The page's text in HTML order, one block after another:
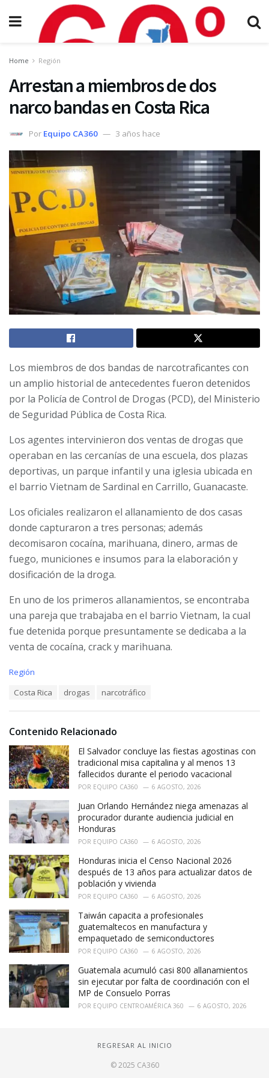
Home Región
Arrestan a miembros de dos
narco bandas en Costa Rica
Por Equipo CA360 3 años hace
Los miembros de dos bandas de narcotraficantes con
un amplio historial de antecedentes fueron detenidos
por la Policía de Control de Drogas (PCD), del Ministerio
de Seguridad Pública de Costa Rica.
Los agentes intervinieron dos ventas de drogas que
operaban en las cercanías de una escuela, dos plazas
deportivas, un parque infantil y una iglesia ubicada en
el barrio Vietnam de Sardinal en Carrillo, Guanacaste.
Los oficiales realizaron el allanamiento de dos casas
donde capturaron a tres personas; además
decomisaron cocaína, marihuana, dinero, armas de
fuego, municiones e insumos para la elaboración y
dosificación de la droga.
En uno de los primeros allanamientos, se encontraba
una pareja que trabajaba en el barrio Vietnam, la cual
fue detenida porque presuntamente se dedicaba a la
venta de cocaína, crack y marihuana.
C
r
i
e
s
:
Región
:
Costa Rica drogas narcotráfico
Contenido Relacionado
El Salvador concluye las fiestas agostinas con
tradicional misa capitalina y al menos 13
fallecidos durante el periodo vacacional
POR EQUIPO CA360 6 AGOSTO, 2026
Juan Orlando Hernández niega amenazas al
procurador durante audiencia judicial en
Honduras
POR EQUIPO CA360 6 AGOSTO, 2026
Honduras inicia el Censo Nacional 2026
después de 13 años para actualizar datos de
población y vivienda
POR EQUIPO CA360 6 AGOSTO, 2026
Taiwán capacita a profesionales
guatemaltecos en manufactura y
empaquetado de semiconductores
POR EQUIPO CA360 6 AGOSTO, 2026
Guatemala acumuló casi 800 allanamientos
sin ejecutar por falta de coordinación con el
MP de Consuelo Porras
POR EQUIPO CENTROAMÉRICA 360 6 AGOSTO, 2026
REGRESAR AL INICIO
© 2025 CA360